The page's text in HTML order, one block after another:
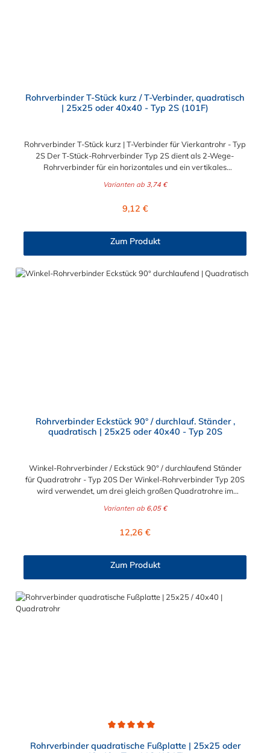
Rohrverbinder T-Stück kurz / T-Verbinder, quadratisch
| 25x25 oder 40x40 - Typ 2S (101F)
Rohrverbinder T-Stück kurz | T-Verbinder für Vierkantrohr - Typ
2S Der T-Stück-Rohrverbinder Typ 2S dient als 2-Wege-
Rohrverbinder für ein horizontales und ein vertikales
Rohr-Durchführung und kann NICHT als Verbindung für 2
die Rohre geschoben und sorgt somit für eine äußere
Rohrverbinder für die Durchmesser 25x25 mm und 40x40 mm.
Das Material des Rohrverbinders Typ 2S ist verzinktes
Gusseisen. Vorteile auf einen Blick: Edelstahlschraube Garantie
bis 1500 N/m Belastung kein Schweißen, somit keine
Varianten ab 3,74 €
Regulärer Preis:
9,12 €
Zum Produkt
Rohrverbinder Eckstück 90° / durchlauf. Ständer ,
quadratisch | 25x25 oder 40x40 - Typ 20S
Winkel-Rohrverbinder / Eckstück 90° / durchlaufend Ständer
für Quadratrohr - Typ 20S Der Winkel-Rohrverbinder Typ 20S
wird verwendet, um drei gleich großen Quadratrohre im
Rohrverbinder wird auf die Rohre geschoben und sorgt somit
90°-Bogen für die Durchmesser 25x25 mm und 40x40 mm.
20S ist verzinktes Gusseisen. Dieser Rohrverbinder Bogen 90°
wird auch sehr oft als Endrohrverbinder von
Geländeelemente verwendet oder, um Rahmen für
Werbebanner zu erstellen. Vorteile auf einen Blick:
Edelstahlschraube Garantie bis 1500 N/m Belastung kein
Varianten ab 6,05 €
Regulärer Preis:
12,26 €
Zum Produkt
Rohrverbinder quadratische Fußplatte | 25x25 oder